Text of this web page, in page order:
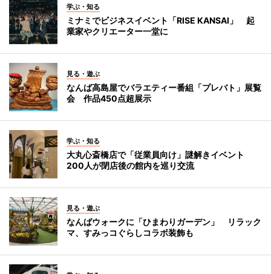
学ぶ・知る
ミナミでビジネスイベント「RISE KANSAI」 起
業家やクリエーター一堂に
見る・遊ぶ
なんば高島屋でバラエティー番組「プレバト」展覧
会 作品450点超展示
学ぶ・知る
大丸心斎橋店で「従業員向け」謎解きイベント
200人が閉店後の館内を巡り交流
見る・遊ぶ
なんばウォークに「ひまわりガーデン」 リラック
マ、すみっコぐらしコラボ装飾も